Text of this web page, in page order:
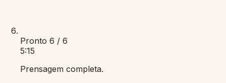
Pronto 6 / 6
5:15
Prensagem completa.